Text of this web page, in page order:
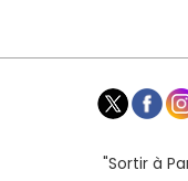
"Sortir à